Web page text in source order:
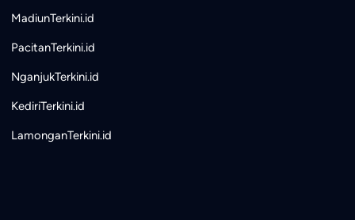
MadiunTerkini.id
PacitanTerkini.id
NganjukTerkini.id
KediriTerkini.id
LamonganTerkini.id